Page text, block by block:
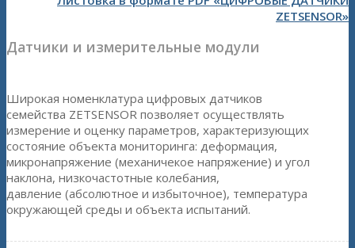
ZETSENSOR»
Датчики и измерительные модули
Широкая номенклатура цифровых датчиков
семейства ZETSENSOR позволяет осуществлять
измерение и оценку параметров, характеризующих
состояние объекта мониторинга: деформация,
микронапряжение (механичекое напряжение) и угол
наклона, низкочастотные колебания,
давление (абсолютное и избыточное), температура
окружающей среды и объекта испытаний.